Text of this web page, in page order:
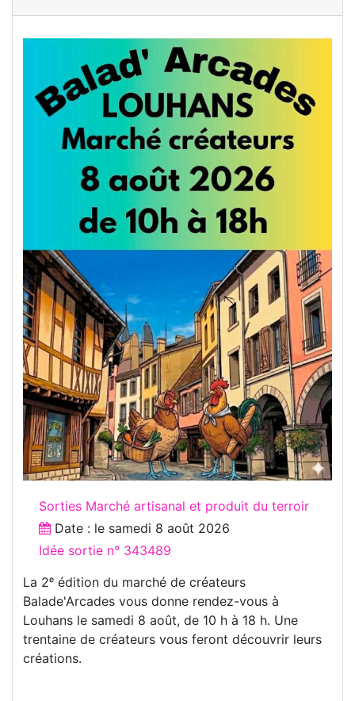
Sorties Marché artisanal et produit du terroir
Date : le samedi 8 août 2026
Idée sortie n° 343489
La 2ᵉ édition du marché de créateurs
Balade'Arcades vous donne rendez-vous à
Louhans le samedi 8 août, de 10 h à 18 h. Une
trentaine de créateurs vous feront découvrir leurs
créations.